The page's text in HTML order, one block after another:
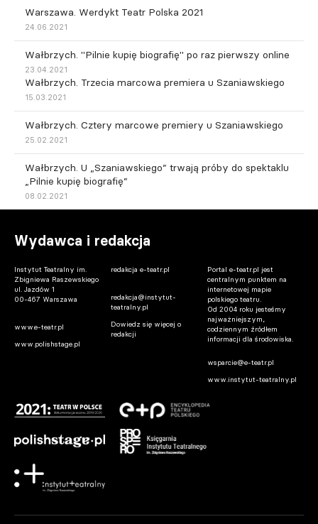
Warszawa. Werdykt Teatr Polska 2021
24.06.2021
Wałbrzych. "Pilnie kupię biografię" po raz pierwszy online
23.04.2021
Wałbrzych. Trzecia marcowa premiera u Szaniawskiego
15.03.2021
Wałbrzych. Cztery marcowe premiery u Szaniawskiego
25.02.2021
Wałbrzych. U „Szaniawskiego” trwają próby do spektaklu
„Pilnie kupię biografię”
08.02.2021
Wydawca i redakcja
Instytut Teatralny im.
Zbigniewa Raszewskiego
ul. Jazdów 1
00-467 Warszawa
www.e-teatr.pl
www.polishstage.pl
redakcja e-teatr.pl
redakcja@instytut-
teatralny.pl
Dowiedz się więcej o
redakcji
Portal e-teatr.pl jest
centralnym punktem na
internetowej mapie
polskiego teatru.
Od 2004 roku jesteśmy
najważniejszym,
codziennym źródłem
informacji dla środowiska.
wsparcie@e-teatr.pl
www.instytut-teatralny.pl